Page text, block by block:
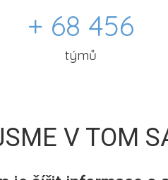
+ 68 456
týmů
V TOM